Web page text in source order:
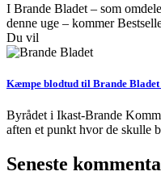
I Brande Bladet – som
denne uge – kommer
Du vil
Kæmpe blodtud til Brande
Byrådet i Ikast-Brande
aften et punkt hvor de skulle
Seneste